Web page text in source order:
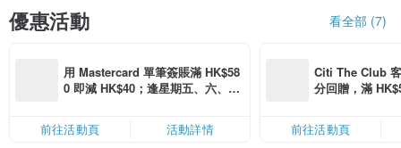
優惠活動 看全部 (7)
用 Mastercard 單筆簽賬滿 HK$58
0 即減 HK$40；逢星期五、六、日
限，額滿即止，僅限「常用信用
卡」結帳）
前往活動頁 活動詳情
Citi The Club
分回贈，滿
前往活動頁